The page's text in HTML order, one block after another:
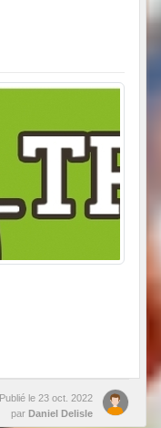
Publié le 23 oct. 2022
par Daniel Delisle